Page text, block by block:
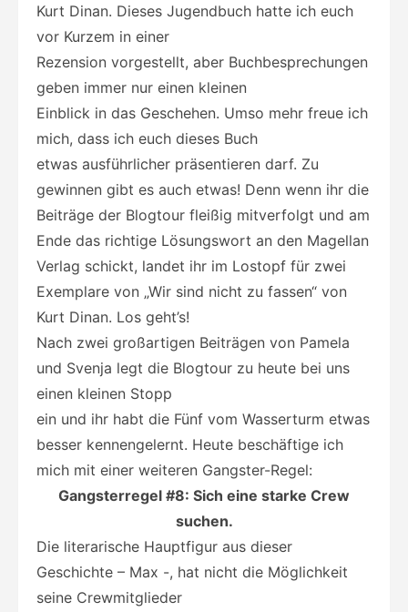
Kurt Dinan. Dieses Jugendbuch hatte ich euch
vor Kurzem in einer
Rezension vorgestellt, aber Buchbesprechungen
geben immer nur einen kleinen
Einblick in das Geschehen. Umso mehr freue ich
mich, dass ich euch dieses Buch
etwas ausführlicher präsentieren darf. Zu
gewinnen gibt es auch etwas! Denn wenn ihr die
Beiträge der Blogtour fleißig mitverfolgt und am
Ende das richtige Lösungswort an den Magellan
Verlag schickt, landet ihr im Lostopf für zwei
Exemplare von „Wir sind nicht zu fassen“ von
Kurt Dinan. Los geht’s!
Nach zwei großartigen Beiträgen von Pamela
und Svenja legt die Blogtour zu heute bei uns
einen kleinen Stopp
ein und ihr habt die Fünf vom Wasserturm etwas
besser kennengelernt. Heute beschäftige ich
mich mit einer weiteren Gangster-Regel:
Gangsterregel #8: Sich eine starke Crew
suchen.
Die literarische Hauptfigur aus dieser
Geschichte – Max -, hat nicht die Möglichkeit
seine Crewmitglieder